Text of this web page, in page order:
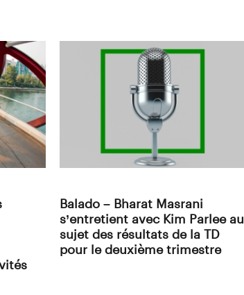
Balado – Bharat Masrani
s’entretient avec Kim Parlee au
sujet des résultats de la TD
pour le deuxième trimestre